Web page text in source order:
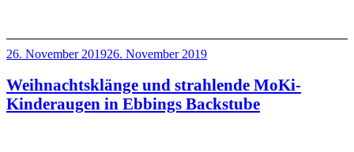
Veröffentlicht
26. November 201926. November 2019
Weihnachtsklänge und strahlende MoKi-
Kinderaugen in Ebbings Backstube